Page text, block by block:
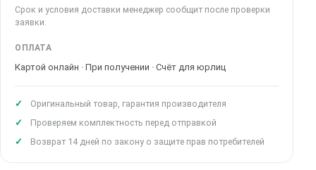
Срок и условия доставки менеджер сообщит после проверки
заявки.
ОПЛАТА
Картой онлайн · При получении · Счёт для юрлиц
Оригинальный товар, гарантия производителя
Проверяем комплектность перед отправкой
Возврат 14 дней по закону о защите прав потребителей